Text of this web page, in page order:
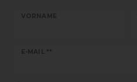
VORNAME
E-MAIL **
Newsletter